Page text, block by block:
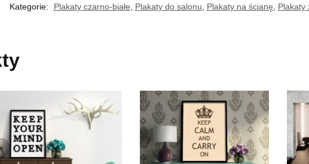
Kategorie: Plakaty czarno-białe, Plakaty do salonu, Plakaty na ścianę, Plakaty